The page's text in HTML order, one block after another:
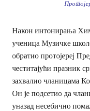
Након интонирања
ученица Музичке
обратио протојереј
честитајући празник
захвалио чланицама
Он је подсетио да
уназад несебично